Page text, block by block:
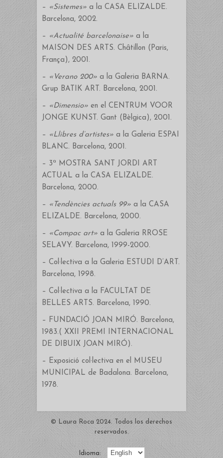
Idioma:
– «Sistemes» a la CASA ELIZALDE.
Barcelona, 2002.
– «Actualité barcelonaise» a la
MAISON DES ARTS. Châtillon (Paris,
França), 2001.
– «Verano 200» a la Galeria BARNA.
Grup BATIK ART. Barcelona, 2001.
– «Dimensio» en el CENTRUM VOOR
JONGE KUNST. Gant (Bèlgica), 2001.
– «Llibres d’artistes» a la Galeria ESPAI
BLANC. Barcelona, 2001.
– 3ª MOSTRA SANT JORDI ART
ACTUAL a la CASA ELIZALDE.
Barcelona, 2000.
– «Tendències actuals 99» a la CASA
ELIZALDE. Barcelona, 2000.
– «Compac art» a la Galeria RROSE
SELAVY. Barcelona, 1999-2000.
– Col·lectiva a la Galeria ESTUDI D’ART.
Barcelona, 1998.
– Col·lectiva a la FACULTAT DE
BELLES ARTS. Barcelona, 1990.
– FUNDACIÓ JOAN MIRÓ. Barcelona,
1983.( XXII PREMI INTERNACIONAL
DE DIBUIX JOAN MIRÓ).
– Exposició col·lectiva en el MUSEU
MUNICIPAL de Badalona. Barcelona,
1978.
© Laura Roca 2024. Todos los derechos
reservados.